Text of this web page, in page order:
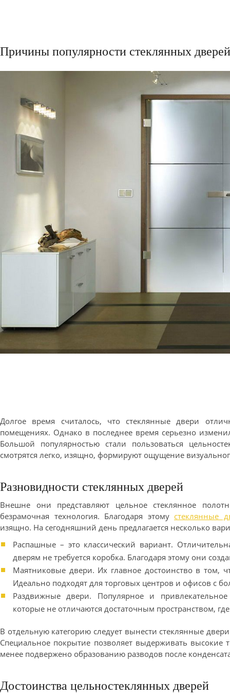
Причины популярности стеклянных дверей
Долгое время считалось, что стеклянные двери
помещениях. Однако в последнее время серьезно
Большой популярностью стали пользоваться
смотрятся легко, изящно, формируют ощущение
Разновидности стеклянных дверей
Внешне они представляют цельное стеклянное
безрамочная технология. Благодаря этому стеклянные
изящно. На сегодняшний день предлагается несколько
Распашные – это классический вариант.
дверям не требуется коробка. Благодаря этому они
Маятниковые двери. Их главное достоинство в том,
Идеально подходят для торговых центров и офисов с
Раздвижные двери. Популярное и
которые не отличаются достаточным пространством,
В отдельную категорию следует вынести стеклянные
Специальное покрытие позволяет выдерживать высокие
менее подвержено образованию разводов после
Достоинства цельностеклянных дверей